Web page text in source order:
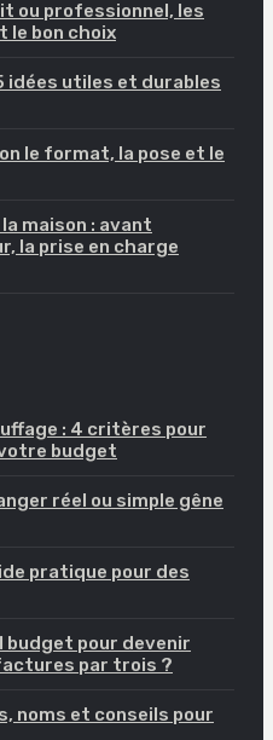
ou professionnel, les
bon choix
idées utiles et durables
le format, la pose et le
maison : avant
la prise en charge
: 4 critères pour
budget
réel ou simple gêne
pratique pour des
budget pour devenir
par trois ?
noms et conseils pour